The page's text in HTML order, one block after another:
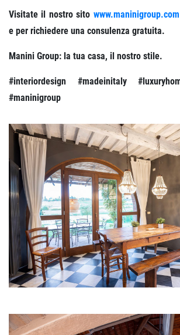
Visitate il nostro sito www.maninigroup.com
e per richiedere una consulenza gratuita.
Manini Group: la tua casa, il nostro stile.
#interiordesign #madeinitaly
#maninigroup